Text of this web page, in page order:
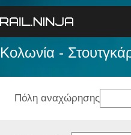
Κολωνία -
Πόλη αναχώρησης